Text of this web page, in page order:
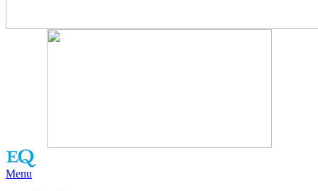
Menu